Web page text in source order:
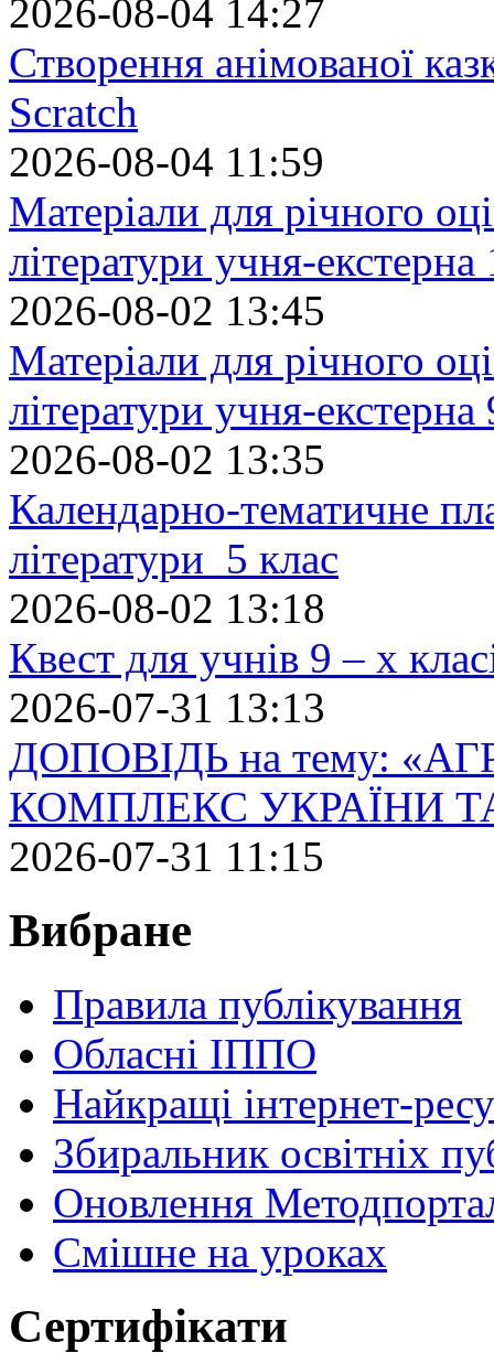
2026-08-04 14:27
Створення анімованої
Scratch
2026-08-04 11:59
Матеріали для річного
літератури учня-екстерна
2026-08-02 13:45
Матеріали для річного
літератури учня-екстерна
2026-08-02 13:35
Календарно-тематичне
літератури 5 клас
2026-08-02 13:18
Квест для учнів 9 – х
2026-07-31 13:13
ДОПОВІДЬ на тему:
КОМПЛЕКС УКРАЇНИ
2026-07-31 11:15
Вибране
Правила публікування
Обласні ІППО
Найкращі інтернет-
Збиральник освітніх
Оновлення
Cмішне на уроках
Сертифікати